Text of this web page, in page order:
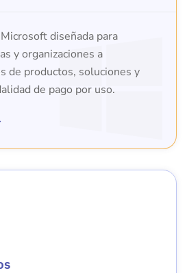
diseñada para
y organizaciones a
de productos, soluciones y
de pago por uso.